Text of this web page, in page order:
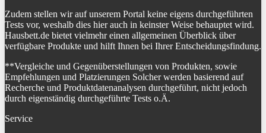
Zudem stellen wir auf unserem Portal keine eigens durchgeführten
Tests vor, weshalb dies hier auch in keinster Weise behauptet wird.
Hausbett.de bietet vielmehr einen allgemeinen Überblick über
verfügbare Produkte und hilft Ihnen bei Ihrer Entscheidungsfindung.
**Vergleiche und Gegenüberstellungen von Produkten, sowie
Empfehlungen und Platzierungen Solcher werden basierend auf
Recherche und Produktdatenanalysen durchgeführt, nicht jedoch
durch eigenständig durchgeführte Tests o.Ä.
Service